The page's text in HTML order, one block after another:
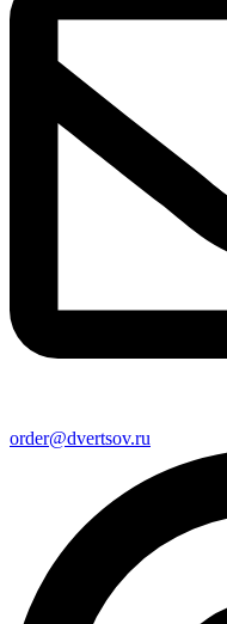
order@dvertsov.ru